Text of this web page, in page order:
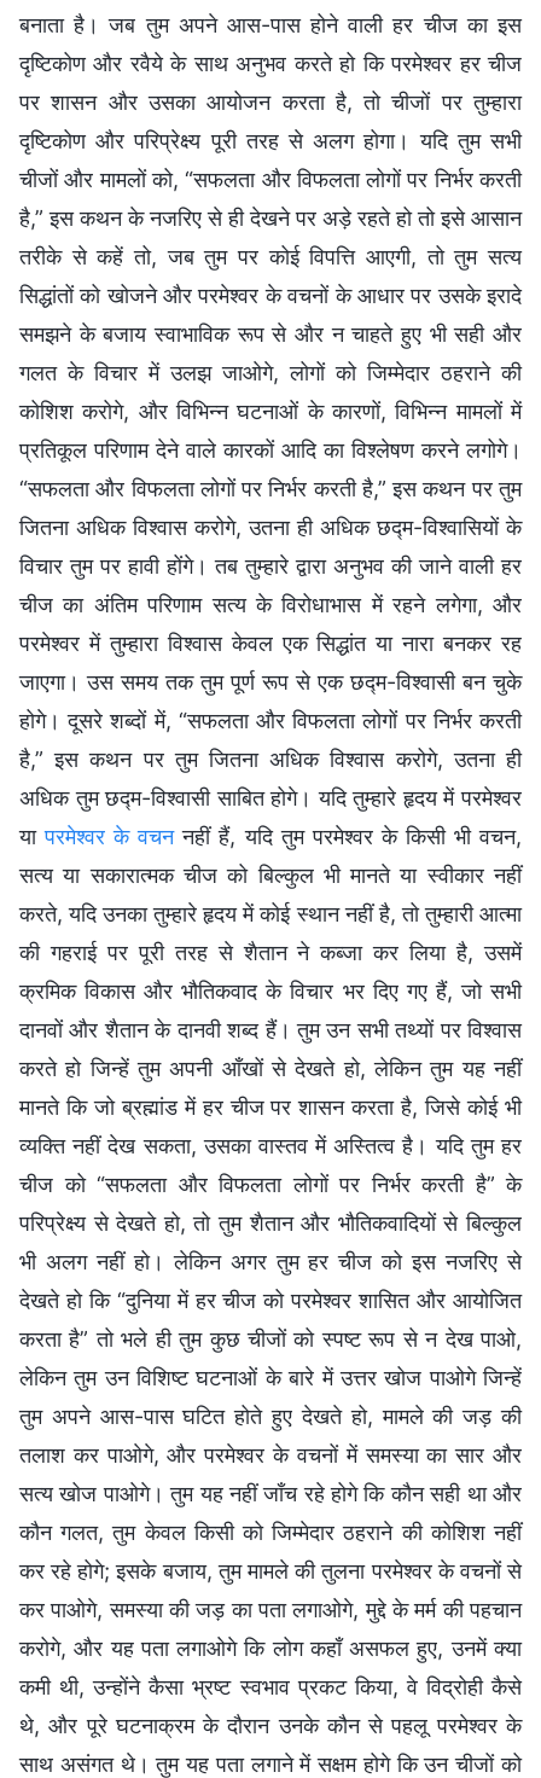
बनाता है। जब तुम अपने आस-पास होने वाली हर चीज का इस
दृष्टिकोण और रवैये के साथ अनुभव करते हो कि परमेश्वर हर चीज
पर शासन और उसका आयोजन करता है, तो चीजों पर तुम्‍हारा
दृष्टिकोण और परिप्रेक्ष्य पूरी तरह से अलग होगा। यदि तुम सभी
चीजों और मामलों को, “सफलता और विफलता लोगों पर निर्भर करती
है,” इस कथन के नजरिए से ही देखने पर अड़े रहते हो तो इसे आसान
तरीके से कहें तो, जब तुम पर कोई विपत्ति आएगी, तो तुम सत्‍य
सिद्धांतों को खोजने और परमेश्वर के वचनों के आधार पर उसके इरादे
समझने के बजाय स्वाभाविक रूप से और न चाहते हुए भी सही और
गलत के विचार में उलझ जाओगे, लोगों को जिम्‍मेदार ठहराने की
कोशिश करोगे, और विभिन्न घटनाओं के कारणों, विभिन्न मामलों में
प्रतिकूल परिणाम देने वाले कारकों आदि का विश्लेषण करने लगोगे।
“सफलता और विफलता लोगों पर निर्भर करती है,” इस कथन पर तुम
जितना अधिक विश्वास करोगे, उतना ही अधिक छद्म-विश्वासियों के
विचार तुम पर हावी होंगे। तब तुम्‍हारे द्वारा अनुभव की जाने वाली हर
चीज का अंतिम परिणाम सत्य के विरोधाभास में रहने लगेगा, और
परमेश्वर में तुम्‍हारा विश्वास केवल एक सिद्धांत या नारा बनकर रह
जाएगा। उस समय तक तुम पूर्ण रूप से एक छद्म-विश्वासी बन चुके
होगे। दूसरे शब्दों में, “सफलता और विफलता लोगों पर निर्भर करती
है,” इस कथन पर तुम जितना अधिक विश्वास करोगे, उतना ही
अधिक तुम छद्म-विश्वासी साबित होगे। यदि तुम्‍हारे हृदय में परमेश्वर
यापरमेश्वर के वचननहीं हैं, यदि तुम परमेश्वर के किसी भी वचन,
सत्य या सकारात्मक चीज को बिल्कुल भी मानते या स्वीकार नहीं
करते, यदि उनका तुम्‍हारे हृदय में कोई स्थान नहीं है, तो तुम्‍हारी आत्मा
की गहराई पर पूरी तरह से शैतान ने कब्जा कर लिया है, उसमें
क्रमिक विकास और भौतिकवाद के विचार भर दिए गए हैं, जो सभी
दानवों और शैतान के दानवी शब्द हैं। तुम उन सभी तथ्यों पर विश्वास
करते हो जिन्‍हें तुम अपनी आँखों से देखते हो, लेकिन तुम यह नहीं
मानते कि जो ब्रह्मांड में हर चीज पर शासन करता है, जिसे कोई भी
व्यक्ति नहीं देख सकता, उसका वास्तव में अस्तित्व है। यदि तुम हर
चीज को “सफलता और विफलता लोगों पर निर्भर करती है” के
परिप्रेक्ष्य से देखते हो, तो तुम शैतान और भौतिकवादियों से बिल्कुल
भी अलग नहीं हो। लेकिन अगर तुम हर चीज को इस नजरिए से
देखते हो कि “दुनिया में हर चीज को परमेश्वर शासित और आयोजित
करता है” तो भले ही तुम कुछ चीजों को स्पष्ट रूप से न देख पाओ,
लेकिन तुम उन विशिष्ट घटनाओं के बारे में उत्तर खोज पाओगे जिन्हें
तुम अपने आस-पास घटित होते हुए देखते हो, मामले की जड़ की
तलाश कर पाओगे, और परमेश्वर के वचनों में समस्या का सार और
सत्‍य खोज पाओगे। तुम यह नहीं जाँच रहे होगे कि कौन सही था और
कौन गलत, तुम केवल किसी को जिम्मेदार ठहराने की कोशिश नहीं
कर रहे होगे; इसके बजाय, तुम मामले की तुलना परमेश्वर के वचनों से
कर पाओगे, समस्या की जड़ का पता लगाओगे, मुद्दे के मर्म की पहचान
करोगे, और यह पता लगाओगे कि लोग कहाँ असफल हुए, उनमें क्या
कमी थी, उन्होंने कैसा भ्रष्ट स्वभाव प्रकट किया, वे विद्रोही कैसे
थे, और पूरे घटनाक्रम के दौरान उनके कौन से पहलू परमेश्वर के
साथ असंगत थे। तुम यह पता लगाने में सक्षम होगे कि उन चीजों को